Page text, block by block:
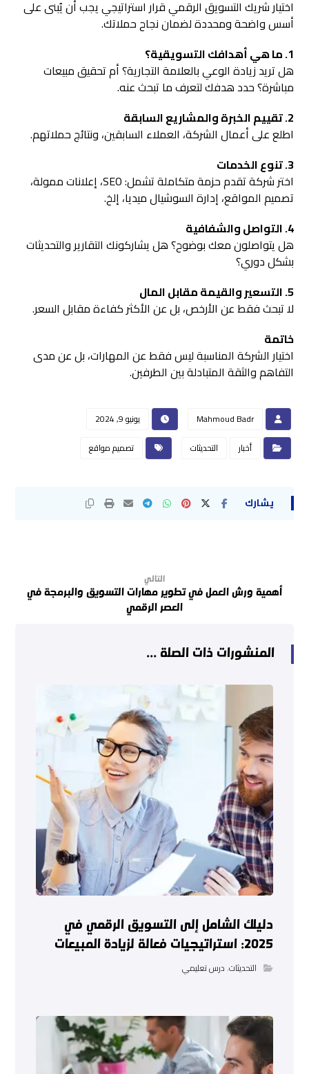
اختيار شريك التسويق الرقمي قرار استراتيجي يجب أن يُبنى على
أسس واضحة ومحددة لضمان نجاح حملاتك.
1. ما هي أهدافك التسويقية؟
هل تريد زيادة الوعي بالعلامة التجارية؟ أم تحقيق مبيعات
مباشرة؟ حدد هدفك لتعرف ما تبحث عنه.
2. تقييم الخبرة والمشاريع السابقة
اطلع على أعمال الشركة، العملاء السابقين، ونتائج حملاتهم.
3. تنوع الخدمات
اختر شركة تقدم حزمة متكاملة تشمل: SEO، إعلانات ممولة،
تصميم المواقع، إدارة السوشيال ميديا، إلخ.
4. التواصل والشفافية
هل يتواصلون معك بوضوح؟ هل يشاركونك التقارير والتحديثات
بشكل دوري؟
5. التسعير والقيمة مقابل المال
لا تبحث فقط عن الأرخص، بل عن الأكثر كفاءة مقابل السعر.
خاتمة
اختيار الشركة المناسبة ليس فقط عن المهارات، بل عن مدى
التفاهم والثقة المتبادلة بين الطرفين.
Mahmoud Badr
يونيو 9, 2024
أخبار
التحديثات تصميم مواقع
التالي
أهمية ورش العمل في تطوير مهارات التسويق والبرمجة في
العصر الرقمي
المنشورات ذات الصلة ...
دليلك الشامل إلى التسويق الرقمي في
2025: استراتيجيات فعالة لزيادة المبيعات
التحديثات,درس تعليمي